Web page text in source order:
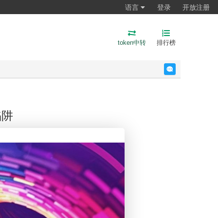
语言 登录 开放注册
token中转 排行榜